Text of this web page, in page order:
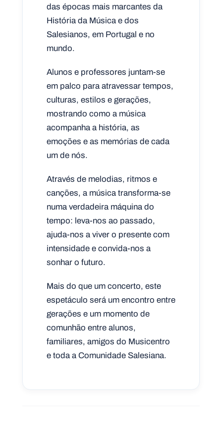
das épocas mais marcantes da
História da Música e dos
Salesianos, em Portugal e no
mundo.
Alunos e professores juntam-se
em palco para atravessar tempos,
culturas, estilos e gerações,
mostrando como a música
acompanha a história, as
emoções e as memórias de cada
um de nós.
Através de melodias, ritmos e
canções, a música transforma-se
numa verdadeira máquina do
tempo: leva-nos ao passado,
ajuda-nos a viver o presente com
intensidade e convida-nos a
sonhar o futuro.
Mais do que um concerto, este
espetáculo será um encontro entre
gerações e um momento de
comunhão entre alunos,
familiares, amigos do Musicentro
e toda a Comunidade Salesiana.